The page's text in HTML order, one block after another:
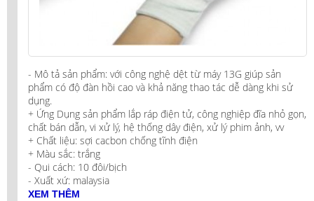
- Mô tả sản phẩm: với công nghệ dệt từ máy 13G giúp sản
phẩm có độ đàn hồi cao và khả năng thao tác dễ dàng khi sử
dụng.
+ Ứng Dụng sản phẩm lắp ráp điện tử, công nghiệp đĩa nhỏ gọn,
chất bán dẫn, vi xử lý, hệ thống dây điện, xử lý phim ảnh, vv
+ Chất liệu: sợi cacbon chống tĩnh điện
+ Màu sắc: trắng
- Qui cách: 10 đôi/bịch
- Xuất xứ: malaysia
XEM THÊM